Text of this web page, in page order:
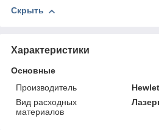
Скрыть
Характеристики
Основные
Производитель
Вид расходных
материалов